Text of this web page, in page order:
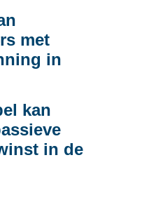
met
in
kan
in de